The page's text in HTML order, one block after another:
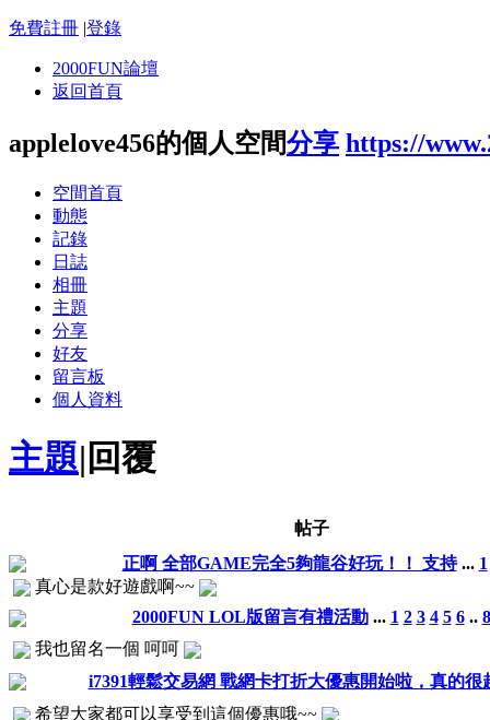
免費註冊 |登錄
2000FUN論壇
返回首頁
applelove456的個人空間分享 https://
空間首頁
動態
記錄
日誌
相冊
主題
分享
好友
留言板
個人資料
主題| 回覆
帖子
正啊 全部GAME完全5夠龍谷好玩！！ 支持 ... 1
真心是款好遊戲啊~~
2000FUN LOL版留言有禮活動 ... 1 2 3 4 5 6.. 8
我也留名一個 呵呵
i7391輕鬆交易網 戰網卡打折大優惠開始啦，真的很
希望大家都可以享受到這個優惠哦~~